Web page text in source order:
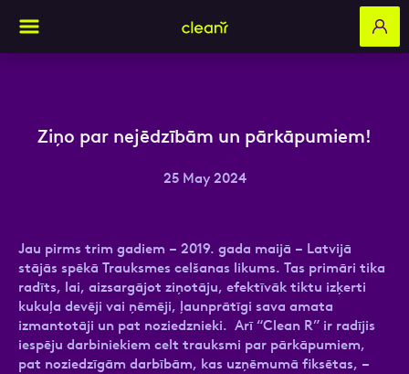
Ziņo par nejēdzībām un pārkāpumiem!
25 May 2024
Jau pirms trim gadiem – 2019. gada maijā – Latvijā
stājās spēkā Trauksmes celšanas likums. Tas primāri tika
radīts, lai, aizsargājot ziņotāju, efektīvāk tiktu izķerti
kukuļa devēji vai ņēmēji, ļaunprātīgi sava amata
izmantotāji un pat noziedznieki. Arī “Clean R” ir radījis
iespēju darbiniekiem celt trauksmi par pārkāpumiem,
pat noziedzīgām darbībām, kas uzņēmumā fiksētas, –
sazināsimies
E-pasts